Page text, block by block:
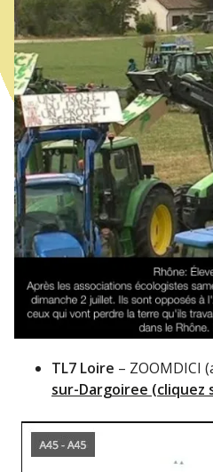
TL7 Loire – ZOOMDICI
sur-Dargoiree (cliquez